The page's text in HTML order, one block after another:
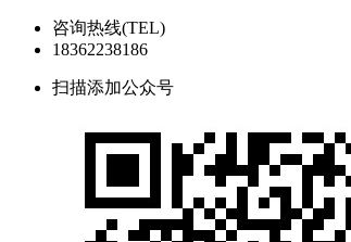
咨询热线(TEL)
18362238186
扫描添加公众号